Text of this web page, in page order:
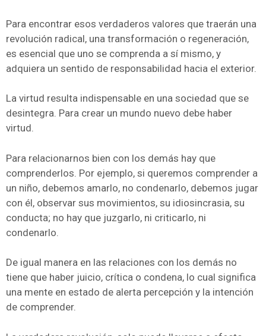
Para encontrar esos verdaderos valores que traerán una
revolución radical, una transformación o regeneración,
es esencial que uno se comprenda a sí mismo, y
adquiera un sentido de responsabilidad hacia el exterior.
La virtud resulta indispensable en una sociedad que se
desintegra. Para crear un mundo nuevo debe haber
virtud.
Para relacionarnos bien con los demás hay que
comprenderlos. Por ejemplo, si queremos comprender a
un niño, debemos amarlo, no condenarlo, debemos jugar
con él, observar sus movimientos, su idiosincrasia, su
conducta; no hay que juzgarlo, ni criticarlo, ni
condenarlo.
De igual manera en las relaciones con los demás no
tiene que haber juicio, crítica o condena, lo cual significa
una mente en estado de alerta percepción y la intención
de comprender.